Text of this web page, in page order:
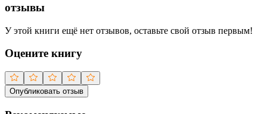
отзывы
У этой книги ещё нет отзывов, оставьте свой отзыв первым!
Оцените книгу
Опубликовать отзыв